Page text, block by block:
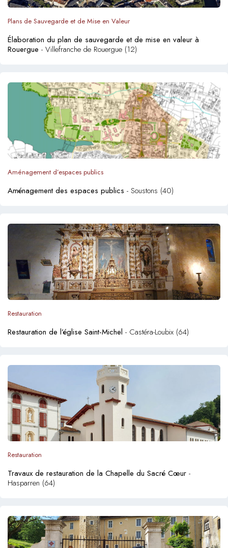
Plans de Sauvegarde et de Mise en Valeur
Élaboration du plan de sauvegarde et de mise en valeur à
Rouergue - Villefranche de Rouergue (12)
Aménagement d’espaces publics
Aménagement des espaces publics - Soustons (40)
Restauration
Restauration de l’église Saint-Michel - Castéra-Loubix (64)
Restauration
Travaux de restauration de la Chapelle du Sacré Cœur -
Hasparren (64)